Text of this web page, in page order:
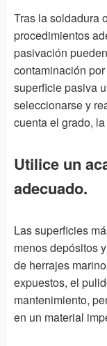
Tras la soldadura
procedimientos
pasivación
contaminación
superficie pasiva
seleccionarse y
cuenta el grado,
Utilice un
adecuado.
Las superficies
menos depósitos
de herrajes
expuestos, el
mantenimiento,
en un material